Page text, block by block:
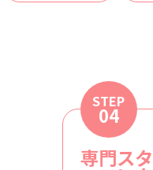
STEP
04
専門スタ